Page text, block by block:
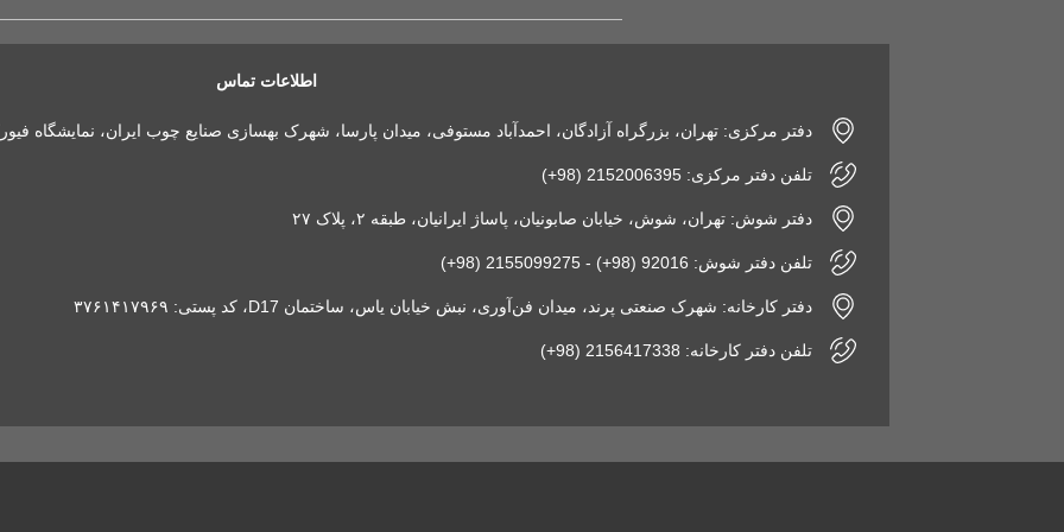
اطلاعات تماس
دفتر مرکزی: تهران، بزرگراه آزادگان، احمدآباد مستوفی، میدان پارسا، شهرک بهسازی صنایع چوب ایران، نمایشگاه
تلفن دفتر مرکزی: 2152006395 (98+)
دفتر شوش: تهران، شوش، خیابان صابونیان، پاساژ ایرانیان، طبقه ۲، پلاک ۲۷
تلفن دفتر شوش: 92016 (98+) - 2155099275 (98+)
دفتر کارخانه: شهرک صنعتی پرند، میدان فن‌آوری، نبش خیابان یاس، ساختمان D17، کد پستی: ۳۷۶۱۴۱۷۹۶۹
تلفن دفتر کارخانه: 2156417338 (98+)